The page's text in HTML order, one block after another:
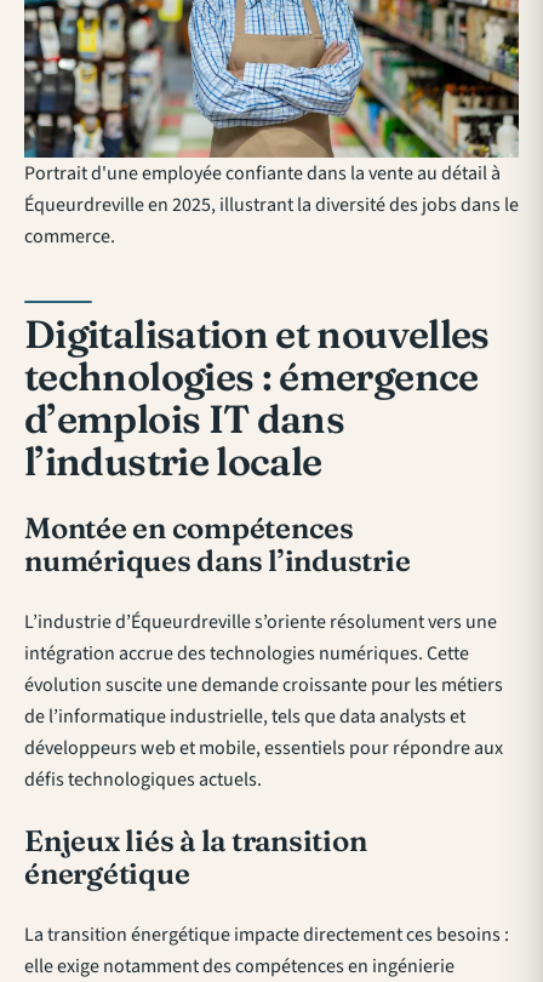
Portrait d'une employée confiante dans la vente au détail à
Équeurdreville en 2025, illustrant la diversité des jobs dans le
commerce.
Digitalisation et nouvelles
technologies : émergence
d’emplois IT dans
l’industrie locale
Montée en compétences
numériques dans l’industrie
L’industrie d’Équeurdreville s’oriente résolument vers une
intégration accrue des technologies numériques. Cette
évolution suscite une demande croissante pour les métiers
de l’informatique industrielle, tels que data analysts et
développeurs web et mobile, essentiels pour répondre aux
défis technologiques actuels.
Enjeux liés à la transition
énergétique
La transition énergétique impacte directement ces besoins :
elle exige notamment des compétences en ingénierie